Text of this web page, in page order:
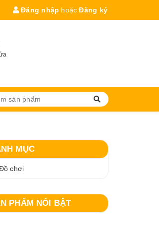
Đăng nhập hoặc Đăng ký
MỤC
chơi
PHẨM NỔI BẬT